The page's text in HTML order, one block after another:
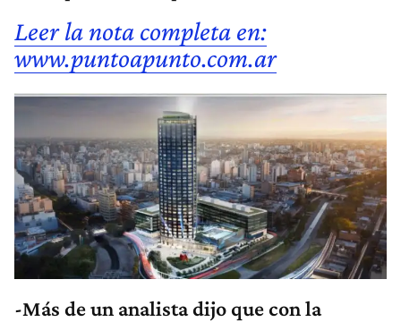
Leer la nota completa en:
www.puntoapunto.com.ar
-Más de un analista dijo que con la